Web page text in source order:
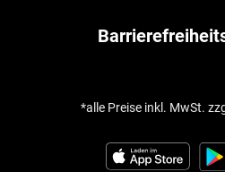
*alle Preise inkl. MwSt.